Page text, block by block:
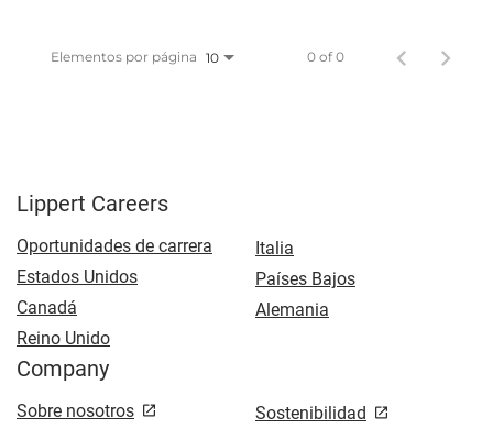
Elementos por página 10 0 of 0
Lippert Careers
Oportunidades de carrera
Estados Unidos
Canadá
Reino Unido
Italia
Países Bajos
Alemania
Company
Sobre nosotros
Sostenibilidad